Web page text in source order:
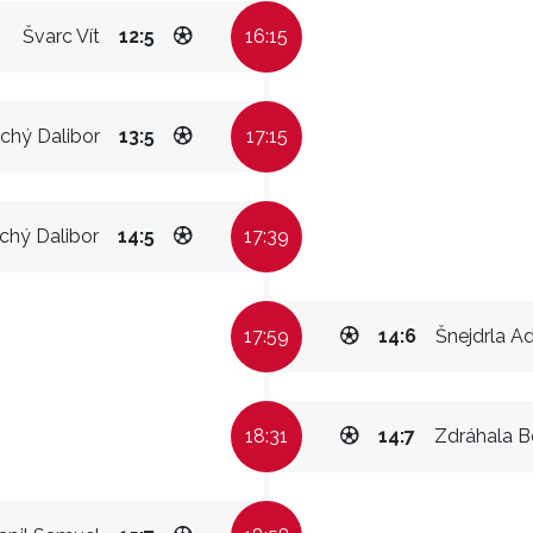
Švarc Vít 12:5 16:15
Dalibor 13:5 17:15
Dalibor 14:5 17:39
17:59 Šnejdrla
14:6
18:31 Zdráhala
14:7